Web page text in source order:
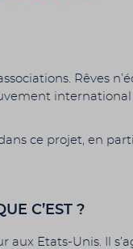
Rêves
international
ce projet, en
C’EST ?
aux Etats-Unis. Il